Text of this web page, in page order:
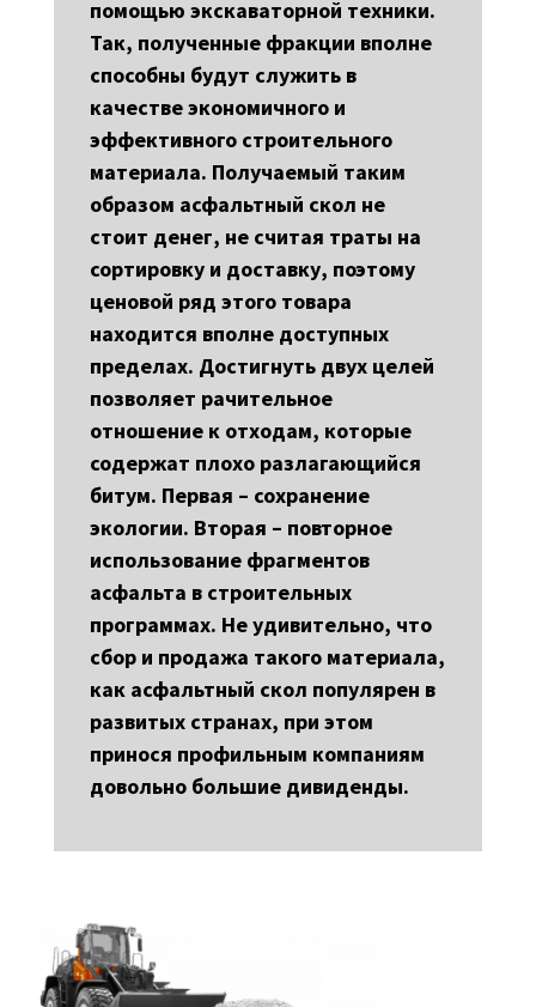
помощью экскаваторной техники.
Так, полученные фракции вполне
способны будут служить в
качестве экономичного и
эффективного строительного
материала. Получаемый таким
образом асфальтный скол не
стоит денег, не считая траты на
сортировку и доставку, поэтому
ценовой ряд этого товара
находится вполне доступных
пределах. Достигнуть двух целей
позволяет рачительное
отношение к отходам, которые
содержат плохо разлагающийся
битум. Первая – сохранение
экологии. Вторая – повторное
использование фрагментов
асфальта в строительных
программах. Не удивительно, что
сбор и продажа такого материала,
как асфальтный скол популярен в
развитых странах, при этом
принося профильным компаниям
довольно большие дивиденды.